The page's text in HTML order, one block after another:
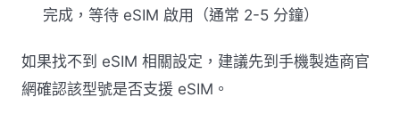
完成，等待 eSIM 啟用（通常 2-5 分鐘）
如果找不到 eSIM 相關設定，建議先到手機製造商官
網確認該型號是否支援 eSIM。